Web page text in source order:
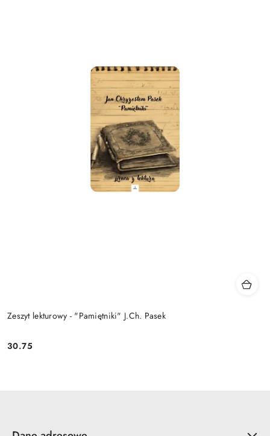
Zeszyt lekturowy - "Pamiętniki" J.Ch. Pasek
Cena:
30.75